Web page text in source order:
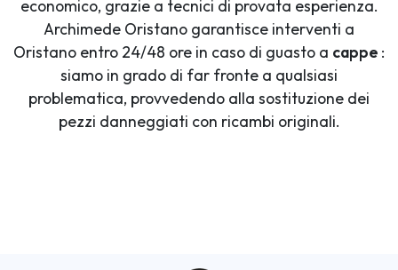
economico, grazie a tecnici di provata esperienza.
Archimede Oristano garantisce interventi a
Oristano entro 24/48 ore in caso di guasto a cappe :
siamo in grado di far fronte a qualsiasi
problematica, provvedendo alla sostituzione dei
pezzi danneggiati con ricambi originali.